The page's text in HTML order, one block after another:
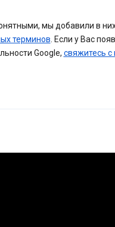
мы добавили в
терминов. Если у Вас
Google, свяжитесь с